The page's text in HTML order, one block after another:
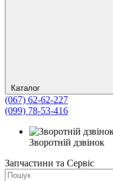
Каталог
(067) 62-62-227
(099) 78-53-416
Зворотній дзвінок
Запчастини та Сервіс